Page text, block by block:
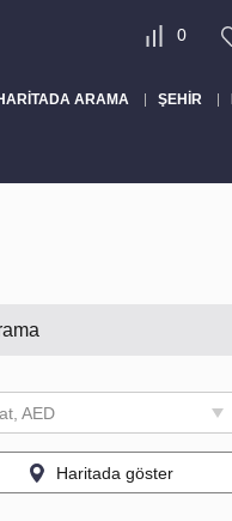
0
ARAMA ŞEHIR
AED
Haritada göster